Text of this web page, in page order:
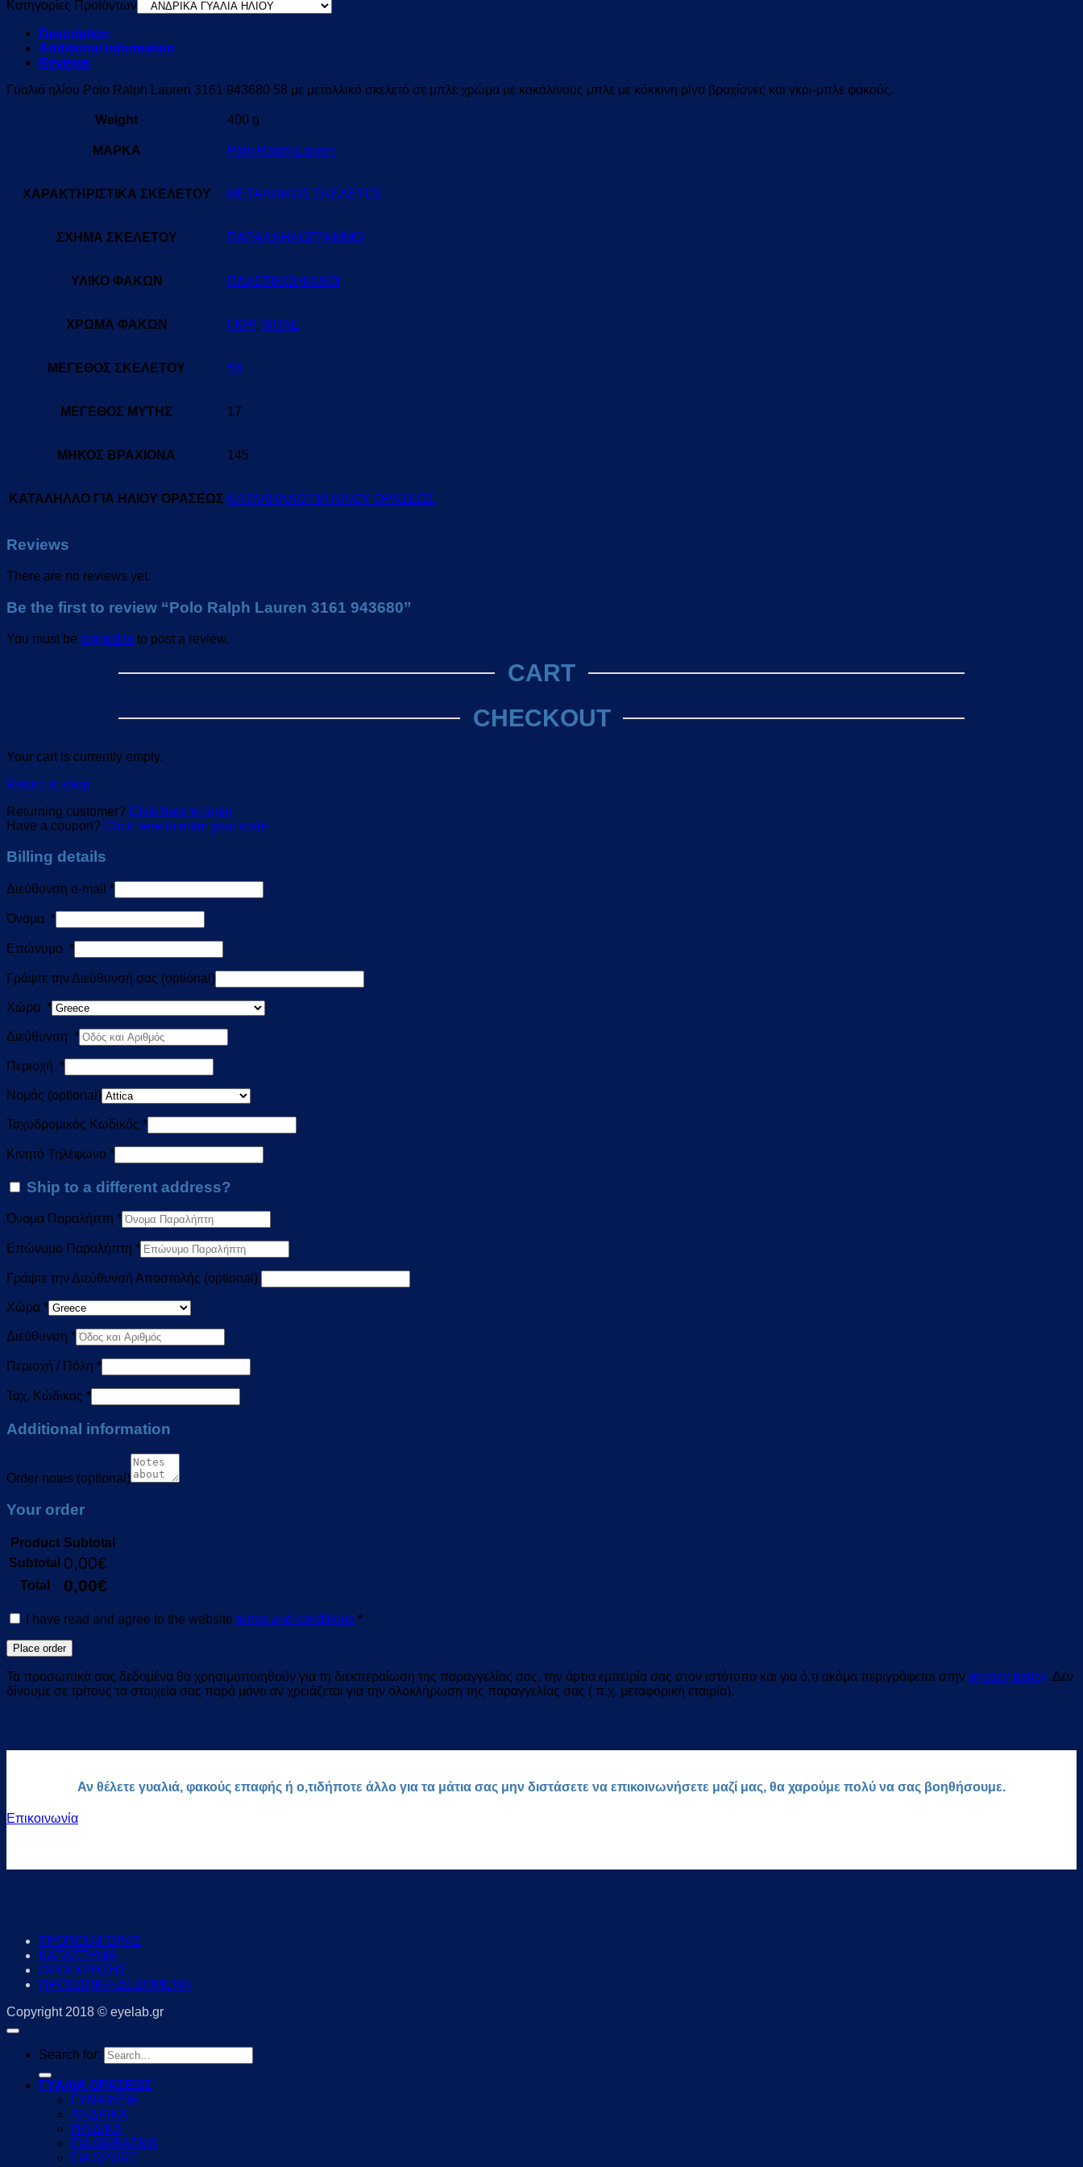
Κατηγορίες Προϊόντων
Description
Additional information
Reviews
Γυαλιά ηλίου Polo Ralph Lauren 3161 943680 58 με μεταλλικό σκελετό σε μπλε χρώμα με κοκάλινους μπλε με κόκκινη ρίγα βραχίονες και γκρι-μπλε φακούς.
Weight 400 g
ΜΑΡΚΑ Polo Ralph Lauren
ΧΑΡΑΚΤΗΡΙΣΤΙΚΑ ΣΚΕΛΕΤΟΥ ΜΕΤΑΛΛΙΚΟΣ ΣΚΕΛΕΤΟΣ
ΣΧΗΜΑ ΣΚΕΛΕΤΟΥ ΠΑΡΑΛΛΗΛΟΓΡΑΜΜΟ
ΥΛΙΚΟ ΦΑΚΩΝ ΠΛΑΣΤΙΚΟΙ ΦΑΚΟΙ
ΧΡΩΜΑ ΦΑΚΩΝ ΓΚΡΙ , ΜΠΛΕ
ΜΕΓΕΘΟΣ ΣΚΕΛΕΤΟΥ 58
ΜΕΓΕΘΟΣ ΜΥΤΗΣ 17
ΜΗΚΟΣ ΒΡΑΧΙΟΝΑ 145
ΚΑΤΑΛΗΛΛΟ ΓΙΑ ΗΛΙΟΥ ΟΡΑΣΕΩΣ ΚΑΤΑΛΗΛΛΟ ΓΙΑ ΗΛΙΟΥ ΟΡΑΣΕΩΣ
Reviews
There are no reviews yet.
Be the first to review “Polo Ralph Lauren 3161 943680”
You must be logged in to post a review.
CART
CHECKOUT
Your cart is currently empty.
Return to shop
Returning customer? Click here to login
Have a coupon? Click here to enter your code
Billing details
Διεύθυνση e-mail *
Όνομα *
Επώνυμο *
Γράψτε την Διεύθυνσή σας (optional)
Χώρα *
Διεύθυνση *
Περιοχή *
Νομός (optional)
Ταχυδρομικός Κωδικός *
Κινητό Τηλέφωνο *
Ship to a different address?
Όνομα Παραλήπτη *
Επώνυμο Παραλήπτη *
Γράψτε την Διεύθυνσή Αποστολής (optional)
Χώρα *
Διεύθυνση *
Περιοχή / Πόλη *
Ταχ. Κώδικας *
Additional information
Order notes (optional)
Your order
Product Subtotal
Subtotal 0,00€
Total 0,00€
I have read and agree to the website terms and conditions *
Place order
Τα προσωπικά σας δεδομένα θα χρησιμοποιηθούν για τη διεκπεραίωση της παραγγελίας σας, την άρτια εμπειρία σας στον ιστότοπο και για ό,τι ακόμα περιγράφεται στην privacy policy. Δεν
δίνουμε σε τρίτους τα στοιχεία σας παρά μόνο αν χρειάζεται για την ολοκλήρωση της παραγγελίας σας ( π.χ. μεταφορική εταιρία).
Αν θέλετε γυαλιά, φακούς επαφής ή ο,τιδήποτε άλλο για τα μάτια σας μην διστάσετε να επικοινωνήσετε μαζί μας, θα χαρούμε πολύ να σας βοηθήσουμε.
Επικοινωνία
ΤΡΟΠΟΙ ΑΓΟΡΑΣ
ΚΑΤΑΣΤΗΜΑ
ΟΡΟΙ ΧΡΗΣΗΣ
ΠΡΟΣΩΠΙΚΑ ΔΕΔΟΜΕΝΑ
Copyright 2018 © eyelab.gr
Search for:
ΓΥΑΛΙΑ ΟΡΑΣΕΩΣ
ΓΥΝΑΙΚΕΙΑ
ΑΝΔΡΙΚΑ
ΠΑΙΔΙΚΑ
ΓΙΑ ΔΙΑΒΑΣΜΑ
ΓΙΑ SPORT